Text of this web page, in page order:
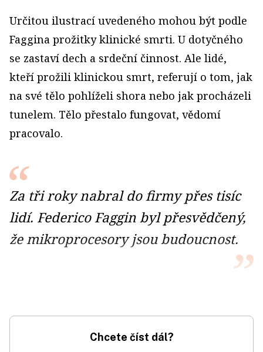
Určitou ilustrací uvedeného mohou být podle
Faggina prožitky klinické smrti. U dotyčného
se zastaví dech a srdeční činnost. Ale lidé,
kteří prožili klinickou smrt, referují o tom, jak
na své tělo pohlíželi shora nebo jak procházeli
tunelem. Tělo přestalo fungovat, vědomí
pracovalo.
Za tři roky nabral do firmy přes tisíc
lidí. Federico Faggin byl přesvědčený,
že mikroprocesory jsou budoucnost.
Chcete číst dál?